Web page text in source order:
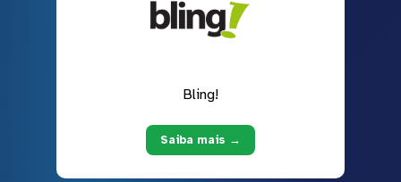
Bling!
Saiba mais →